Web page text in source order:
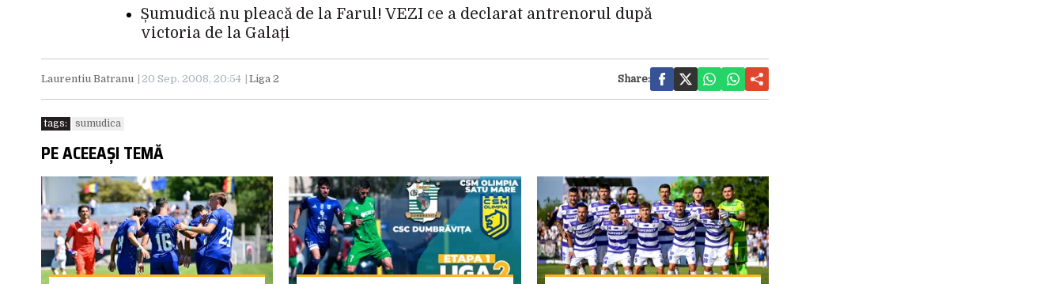
Șumudică nu pleacă de la Farul! VEZI ce a declarat antrenorul după
victoria de la Galați
Laurentiu Batranu 20 Sep. 2008, 20:54 Liga 2 Share:
tags: sumudica
PE ACEEAȘI TEMĂ